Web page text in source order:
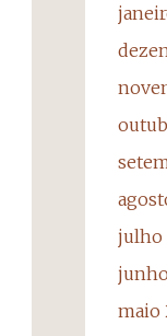
julho
maio